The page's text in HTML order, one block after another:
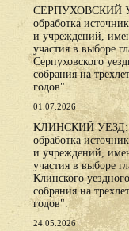
СЕРПУХОВСКИЙ
обработка
и учреждений,
участия в выборе
Серпуховского
собрания на
годов".
01.07.2026
КЛИНСКИЙ УЕЗД:
обработка
и учреждений,
участия в выборе
Клинского
собрания на
годов".
24.05.2026